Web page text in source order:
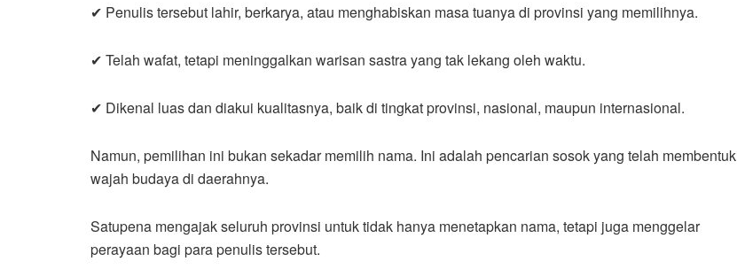
✔ Penulis tersebut lahir, berkarya, atau menghabiskan masa tuanya di provinsi yang memilihnya.
✔ Telah wafat, tetapi meninggalkan warisan sastra yang tak lekang oleh waktu.
✔ Dikenal luas dan diakui kualitasnya, baik di tingkat provinsi, nasional, maupun internasional.
Namun, pemilihan ini bukan sekadar memilih nama. Ini adalah pencarian sosok yang telah membentuk
wajah budaya di daerahnya.
Satupena mengajak seluruh provinsi untuk tidak hanya menetapkan nama, tetapi juga menggelar
perayaan bagi para penulis tersebut.